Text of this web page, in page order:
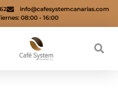
info@cafesystemcanarias.com
08:00 - 16:00